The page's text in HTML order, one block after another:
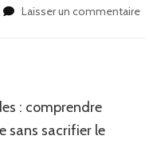
Laisser un commentairesur
: comprendre
sans sacrifier le